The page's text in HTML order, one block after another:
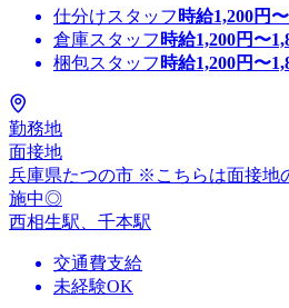
仕分けスタッフ 時給1,200円〜
倉庫スタッフ 時給1,200円〜
梱包スタッフ 時給1,200円〜
勤務地
面接地
兵庫県たつの市 ※こちらは面接地
施中◎
西相生駅、千本駅
交通費支給
未経験OK